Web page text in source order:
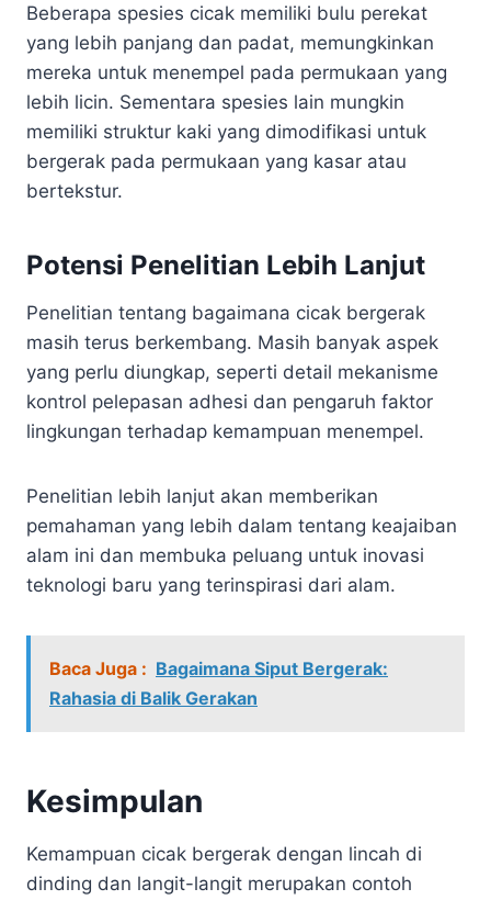
Beberapa spesies cicak memiliki bulu perekat
yang lebih panjang dan padat, memungkinkan
mereka untuk menempel pada permukaan yang
lebih licin. Sementara spesies lain mungkin
memiliki struktur kaki yang dimodifikasi untuk
bergerak pada permukaan yang kasar atau
bertekstur.
Potensi Penelitian Lebih Lanjut
Penelitian tentang bagaimana cicak bergerak
masih terus berkembang. Masih banyak aspek
yang perlu diungkap, seperti detail mekanisme
kontrol pelepasan adhesi dan pengaruh faktor
lingkungan terhadap kemampuan menempel.
Penelitian lebih lanjut akan memberikan
pemahaman yang lebih dalam tentang keajaiban
alam ini dan membuka peluang untuk inovasi
teknologi baru yang terinspirasi dari alam.
Baca Juga : Bagaimana Siput Bergerak:
Rahasia di Balik Gerakan
Kesimpulan
Kemampuan cicak bergerak dengan lincah di
dinding dan langit-langit merupakan contoh